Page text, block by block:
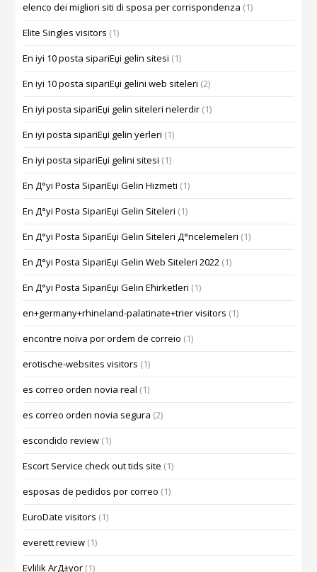
elenco dei migliori siti di sposa per corrispondenza (1)
Elite Singles visitors (1)
En iyi 10 posta sipariЕџi gelin sitesi (1)
En iyi 10 posta sipariЕџi gelini web siteleri (2)
En iyi posta sipariЕџi gelin siteleri nelerdir (1)
En iyi posta sipariЕџi gelin yerleri (1)
En iyi posta sipariЕџi gelini sitesi (1)
En Д°yi Posta SipariЕџi Gelin Hizmeti (1)
En Д°yi Posta SipariЕџi Gelin Siteleri (1)
En Д°yi Posta SipariЕџi Gelin Siteleri Д°ncelemeleri (1)
En Д°yi Posta SipariЕџi Gelin Web Siteleri 2022 (1)
En Д°yi Posta SipariЕџi Gelin Ећirketleri (1)
en+germany+rhineland-palatinate+trier visitors (1)
encontre noiva por ordem de correio (1)
erotische-websites visitors (1)
es correo orden novia real (1)
es correo orden novia segura (2)
escondido review (1)
Escort Service check out tids site (1)
esposas de pedidos por correo (1)
EuroDate visitors (1)
everett review (1)
Evlilik ArД±yor (1)